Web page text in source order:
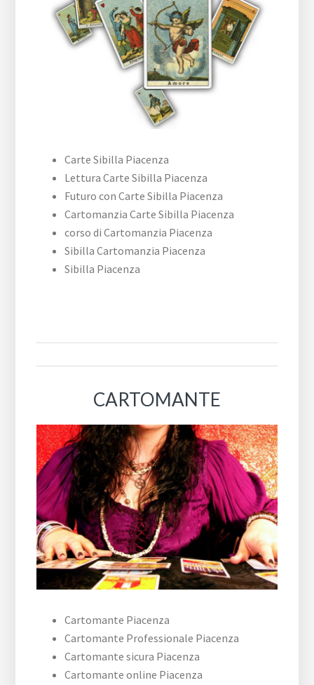
Carte Sibilla Piacenza
Lettura Carte Sibilla Piacenza
Futuro con Carte Sibilla Piacenza
Cartomanzia Carte Sibilla Piacenza
corso di Cartomanzia Piacenza
Sibilla Cartomanzia Piacenza
Sibilla Piacenza
CARTOMANTE
Cartomante Piacenza
Cartomante Professionale Piacenza
Cartomante sicura Piacenza
Cartomante online Piacenza